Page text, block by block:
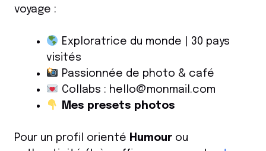
voyage :
Exploratrice du monde | 30 pays
visités
Passionnée de photo & café
Collabs : hello@monmail.com
Mes presets photos
Pour un profil orienté Humour ou